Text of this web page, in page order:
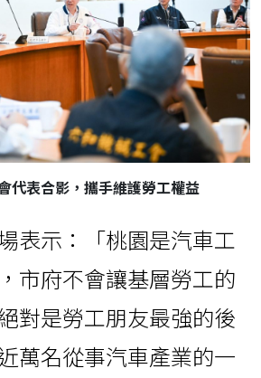
代表合影，攜手維護勞工權益
表示：「桃園是汽車工
市府不會讓基層勞工的
對是勞工朋友最強的後
萬名從事汽車產業的一